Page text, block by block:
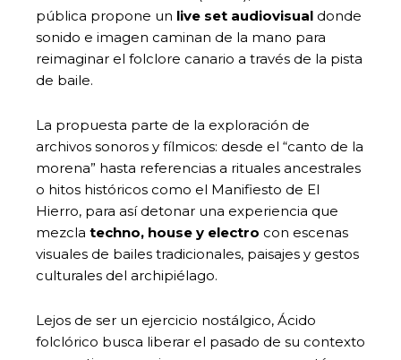
pública propone un live set audiovisual donde
sonido e imagen caminan de la mano para
reimaginar el folclore canario a través de la pista
de baile.
La propuesta parte de la exploración de
archivos sonoros y fílmicos: desde el “canto de la
morena” hasta referencias a rituales ancestrales
o hitos históricos como el Manifiesto de El
Hierro, para así detonar una experiencia que
mezcla techno, house y electro con escenas
visuales de bailes tradicionales, paisajes y gestos
culturales del archipiélago.
Lejos de ser un ejercicio nostálgico, Ácido
folclórico busca liberar el pasado de su contexto